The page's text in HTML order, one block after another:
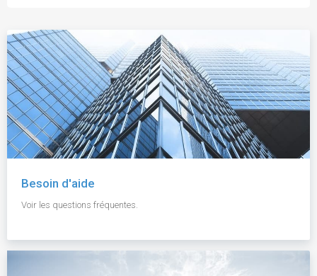
Besoin d'aide
Voir les questions fréquentes.